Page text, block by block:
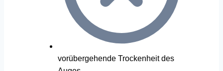
vorübergehende Trockenheit des